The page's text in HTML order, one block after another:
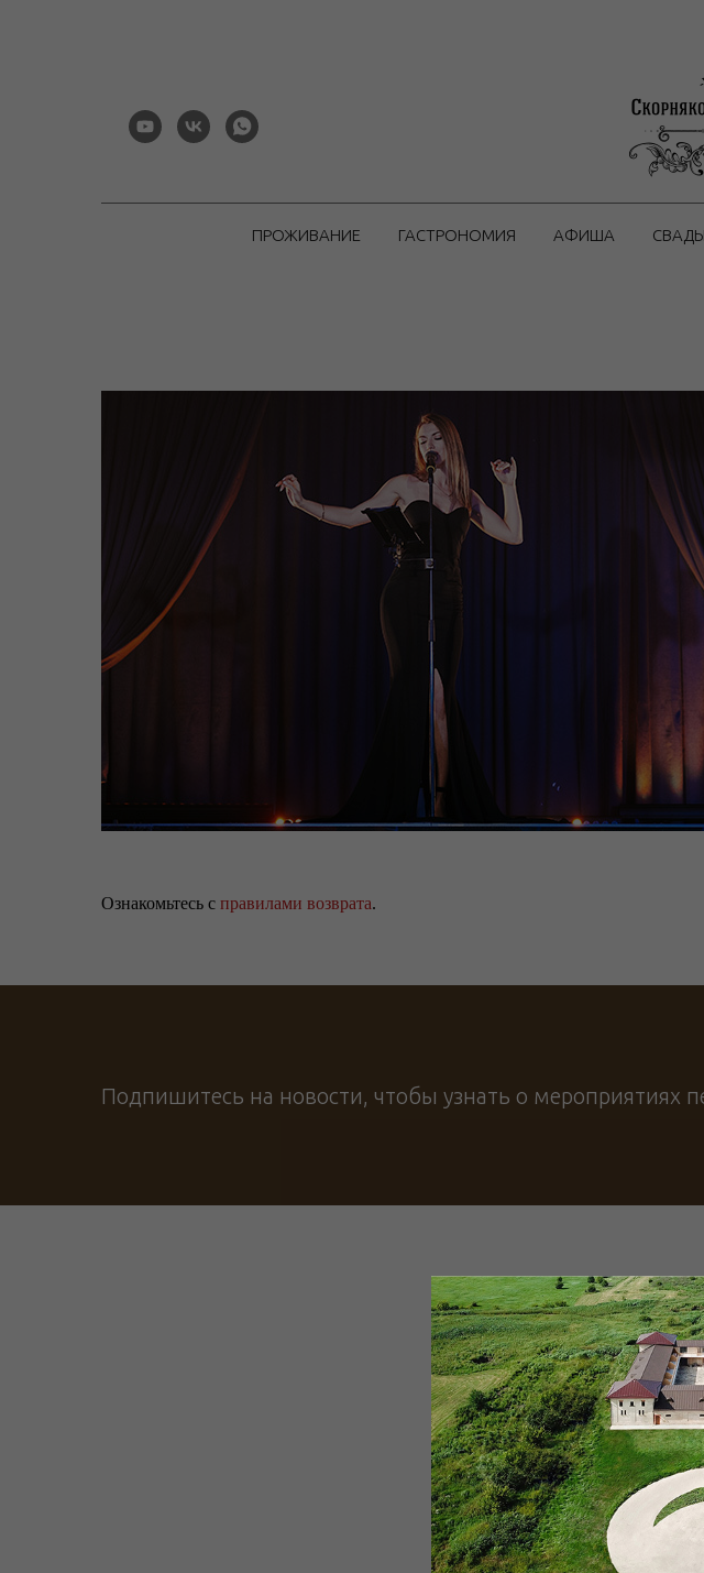
ПРОЖИВАНИЕ ГАСТРОНОМИЯ АФИША
Ознакомьтесь с правилами возврата.
Подпишитесь на новости, чтобы узнать о мероприятиях